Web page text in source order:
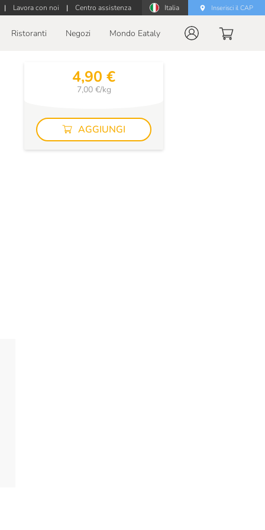
| Lavora con noi | Centro assistenza Italia Inserisci il CAP
Ristoranti Negozi Mondo Eataly
4,90 €
7,00 €/kg
AGGIUNGI